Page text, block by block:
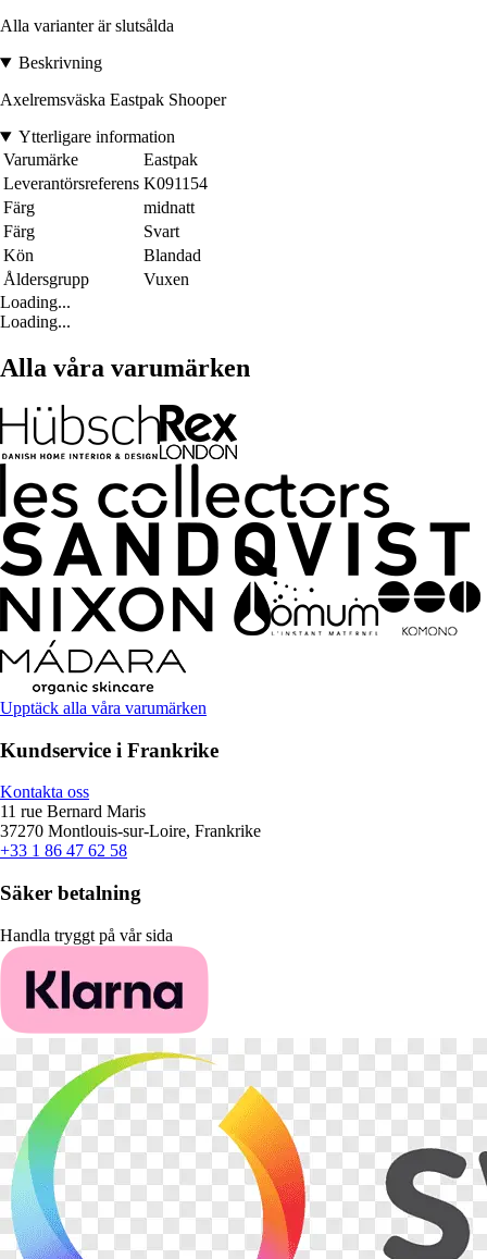
Alla varianter är slutsålda
Beskrivning
Axelremsväska Eastpak Shooper
Ytterligare information
Varumärke
Eastpak
Leverantörsreferens K091154
Färg
midnatt
Färg
Svart
Kön
Blandad
Åldersgrupp
Vuxen
Loading...
Loading...
Alla våra varumärken
Upptäck alla våra varumärken
Kundservice i Frankrike
Kontakta oss
11 rue Bernard Maris
37270 Montlouis-sur-Loire, Frankrike
+33 1 86 47 62 58
Säker betalning
Handla tryggt på vår sida